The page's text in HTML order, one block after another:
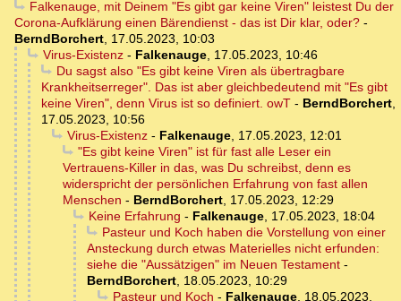
Falkenauge, mit Deinem "Es gibt gar keine Viren" leistest Du der
Corona-Aufklärung einen Bärendienst - das ist Dir klar, oder? -
BerndBorchert, 17.05.2023, 10:03
Virus-Existenz- Falkenauge, 17.05.2023, 10:46
Du sagst also "Es gibt keine Viren als übertragbare
Krankheitserreger". Das ist aber gleichbedeutend mit "Es gibt
keine Viren", denn Virus ist so definiert. owT - BerndBorchert,
17.05.2023, 10:56
Virus-Existenz- Falkenauge, 17.05.2023, 12:01
"Es gibt keine Viren" ist für fast alle Leser ein
Vertrauens-Killer in das, was Du schreibst, denn es
widerspricht der persönlichen Erfahrung von fast allen
Menschen - BerndBorchert, 17.05.2023, 12:29
Keine Erfahrung - Falkenauge, 17.05.2023, 18:04
Pasteur und Koch haben die Vorstellung von einer
Ansteckung durch etwas Materielles nicht erfunden:
siehe die "Aussätzigen" im Neuen Testament -
BerndBorchert, 18.05.2023, 10:29
Pasteur und Koch - Falkenauge, 18.05.2023,